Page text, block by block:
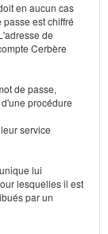
en aucun cas
est chiffré
de
Cerbère
de passe,
procédure
service
lui
lesquelles il est
par un